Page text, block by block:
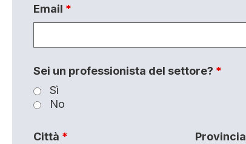
Email *
Sei un professionista del settore? *
Sì
No
Città * Provincia